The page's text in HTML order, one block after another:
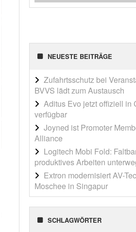
NEUESTE BEITRÄGE
Zufahrtsschutz bei
BVVS lädt zum Austausch
Aditus Evo jetzt offiziell in
verfügbar
Joyned ist Promoter
Alliance
Logitech Mobi Fold:
produktives Arbeiten
Extron modernisiert AV-
Moschee in Singapur
SCHLAGWÖRTER